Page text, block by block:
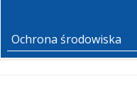
Ochrona środowiska